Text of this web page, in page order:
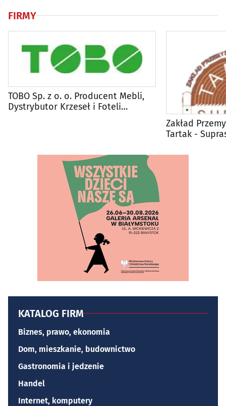
FIRMY
TOBO Sp. z o. o. Producent Mebli,
Dystrybutor Krzeseł i Foteli
Zakład
Tartak -
KATALOG FIRM
Biznes, prawo, ekonomia
Dom, mieszkanie, budownictwo
Gastronomia i jedzenie
Handel
Internet, komputery